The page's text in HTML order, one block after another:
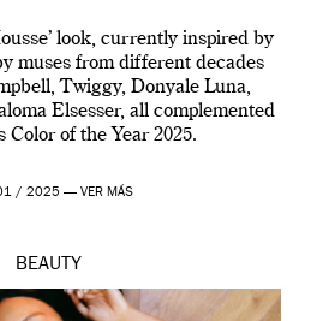
look, currently inspired by
muses from different decades
Twiggy, Donyale Luna,
Elsesser, all complemented
Color of the Year 2025.
/ 2025 — VER MÁS
BEAUTY